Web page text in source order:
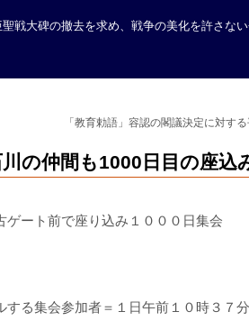
戦大碑の撤去を求め、戦争の美化を許さな
「教育勅語」容認の閣議決定に対す
の仲間も1000日目の座込
ート前で座り込み１０００日集会
する集会参加者＝１日午前１０時３７